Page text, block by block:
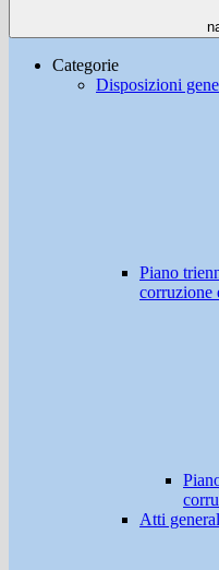
Categorie
Disposizioni
Piano
corruzione
Atti